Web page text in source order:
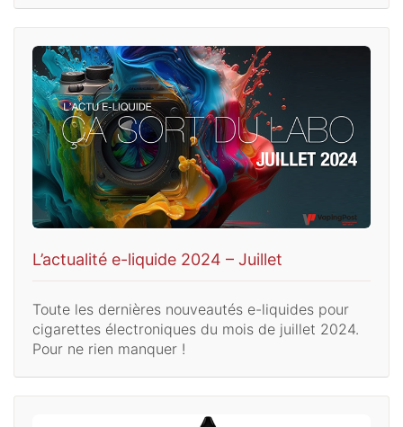
L’actualité e-liquide 2024 – Juillet
Toute les dernières nouveautés e-liquides pour
cigarettes électroniques du mois de juillet 2024.
Pour ne rien manquer !